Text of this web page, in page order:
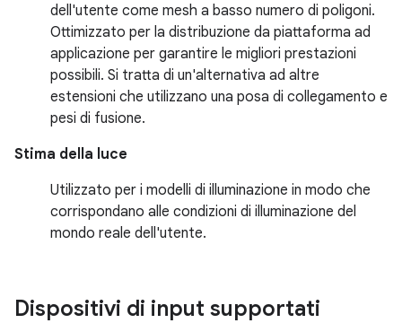
dell'utente come mesh a basso numero di poligoni.
Ottimizzato per la distribuzione da piattaforma ad
applicazione per garantire le migliori prestazioni
possibili. Si tratta di un'alternativa ad altre
estensioni che utilizzano una posa di collegamento e
pesi di fusione.
Stima della luce
Utilizzato per i modelli di illuminazione in modo che
corrispondano alle condizioni di illuminazione del
mondo reale dell'utente.
Dispositivi di input supportati